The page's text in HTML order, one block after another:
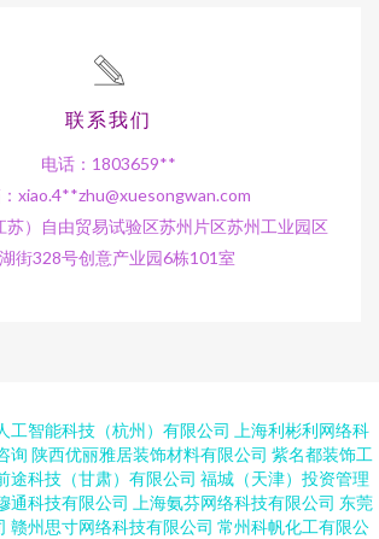
联系我们
电话：1803659**
xiao.4**zhu@xuesongwan.com
苏）自由贸易试验区苏州片区苏州工业园区
街328号创意产业园6栋101室
工智能科技（杭州）有限公司
上海利彬利网络科
询 陕西优丽雅居装饰材料有限公司 紫名都装饰工
途科技（甘肃）有限公司 福城（天津）投资管理
通科技有限公司 上海氨芬网络科技有限公司 东莞
赣州思寸网络科技有限公司 常州科帆化工有限公